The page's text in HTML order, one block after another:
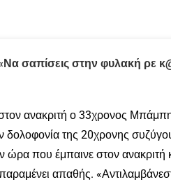
στην φυλακή ρε
ανακριτή ο 33χρονος
της 20χρονης
ώρα που έμπαινε στον
απαθής.